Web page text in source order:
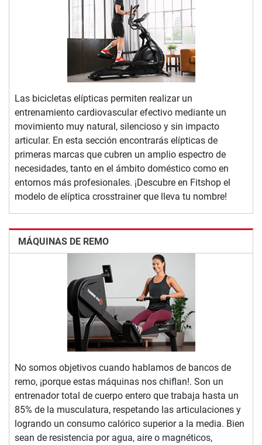
Las bicicletas elípticas permiten realizar un
entrenamiento cardiovascular efectivo mediante un
movimiento muy natural, silencioso y sin impacto
articular. En esta sección encontrarás elípticas de
primeras marcas que cubren un amplio espectro de
necesidades, tanto en el ámbito doméstico como en
entornos más profesionales. ¡Descubre en Fitshop el
modelo de elíptica crosstrainer que lleva tu nombre!
MÁQUINAS DE REMO
No somos objetivos cuando hablamos de bancos de
remo, ¡porque estas máquinas nos chiflan!. Son un
entrenador total de cuerpo entero que trabaja hasta un
85% de la musculatura, respetando las articulaciones y
logrando un consumo calórico superior a la media. Bien
sean de resistencia por agua, aire o magnéticos,